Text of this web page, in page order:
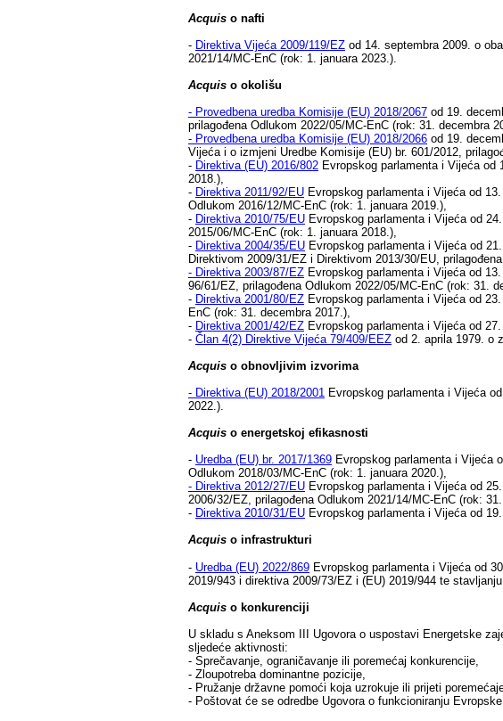
Acquis o nafti
- Direktiva Vijeća 2009/119/EZ od 14. septembra 2009. o
2021/14/MC-EnC (rok: 1. januara 2023.).
Acquis o okolišu
- Provedbena uredba Komisije (EU) 2018/2067 оd 19.
prilagođena Odlukom 2022/05/MC-EnC (rok: 31. decembra
- Provedbena uredba Komisije (EU) 2018/2066 оd 19.
Vijeća i o izmjeni Uredbe Komisije (EU) br. 601/2012,
- Direktiva (EU) 2016/802 Evropskog parlamenta i Vijeća od
2018.),
- Direktiva 2011/92/EU Evropskog parlamenta i Vijeća od
Odlukom 2016/12/MC-EnC (rok: 1. januara 2019.),
- Direktiva 2010/75/EU Evropskog parlamenta i Vijeća od
2015/06/MC-EnC (rok: 1. januara 2018.),
- Direktiva 2004/35/EU Evropskog parlamenta i Vijeća od
Direktivom 2009/31/EZ i Direktivom 2013/30/EU,
- Direktiva 2003/87/EZ Evropskog parlamenta i Vijeća od
96/61/EZ, prilagođena Odlukom 2022/05/MC-EnC (rok: 31.
- Direktiva 2001/80/EZ Evropskog parlamenta i Vijeća od
EnC (rok: 31. decembra 2017.),
- Direktiva 2001/42/EZ Evropskog parlamenta i Vijeća od
- Član 4(2) Direktive Vijeća 79/409/EEZ od 2. aprila 1979. o
Acquis o obnovljivim izvorima
- Direktiva (EU) 2018/2001 Evropskog parlamenta i Vijeća
2022.).
Acquis o energetskoj efikasnosti
- Uredba (EU) br. 2017/1369 Evropskog parlamenta i Vijeća
Odlukom 2018/03/MC-EnC (rok: 1. januara 2020.),
- Direktiva 2012/27/EU Evropskog parlamenta i Vijeća od
2006/32/EZ, prilagođena Odlukom 2021/14/MC-EnC (rok:
- Direktiva 2010/31/EU Evropskog parlamenta i Vijeća od
Acquis o infrastrukturi
- Uredba (EU) 2022/869 Evropskog parlamenta i Vijeća od
2019/943 i direktiva 2009/73/EZ i (EU) 2019/944 te
Acquis o konkurenciji
U skladu s Aneksom III Ugovora o uspostavi Energetske
sljedeće aktivnosti:
- Sprečavanje, ograničavanje ili poremećaj konkurencije,
- Zloupotreba dominantne pozicije,
- Pružanje državne pomoći koja uzrokuje ili prijeti
- Poštovat će se odredbe Ugovora o funkcioniranju